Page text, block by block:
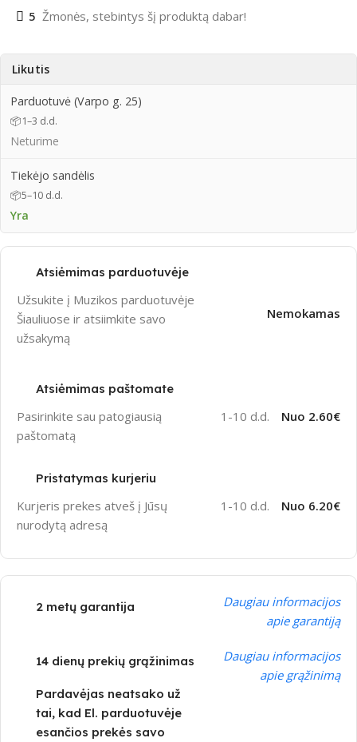
5 Žmonės, stebintys šį produktą dabar!
Likutis
Parduotuvė (Varpo g. 25)
📦1–3 d.d.
Neturime
Tiekėjo sandėlis
📦5–10 d.d.
Yra
Atsiėmimas parduotuvėje
Užsukite į Muzikos parduotuvėje
Šiauliuose ir atsiimkite savo
užsakymą
Nemokamas
Atsiėmimas paštomate
Pasirinkite sau patogiausią
paštomatą
1-10 d.d. Nuo 2.60€
Pristatymas kurjeriu
Kurjeris prekes atveš į Jūsų
nurodytą adresą
1-10 d.d. Nuo 6.20€
2 metų garantija
Daugiau informacijos
apie garantiją
14 dienų prekių grąžinimas
Daugiau informacijos
apie grąžinimą
Pardavėjas neatsako už
tai, kad El. parduotuvėje
esančios prekės savo